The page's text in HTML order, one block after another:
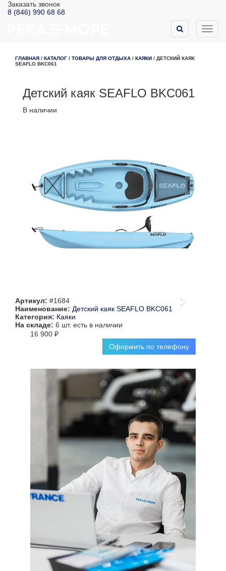
Заказать звонок
8 (846) 990 68 68
ГЛАВНАЯ / КАТАЛОГ / ТОВАРЫ ДЛЯ ОТДЫХА / КАЯКИ / ДЕТСКИЙ КАЯК
SEAFLO BKC061
Детский каяк SEAFLO BKC061
В наличии
Артикул: #1684
Наименование: Детский каяк SEAFLO BKC061
Категория: Каяки
На складе: 6 шт. есть в наличии
16 900 ₽
Оформить по телефону